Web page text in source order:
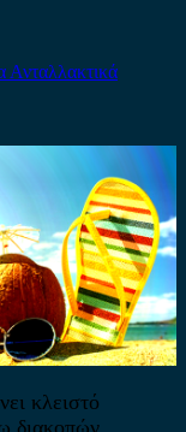
Ανταλλακτικά
κλειστό